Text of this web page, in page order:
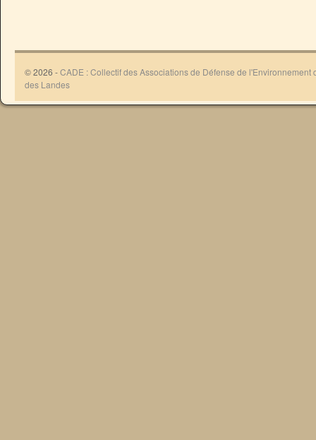
© 2026 -CADE : Collectif des Associations de Défense de l'Environnement
des Landes